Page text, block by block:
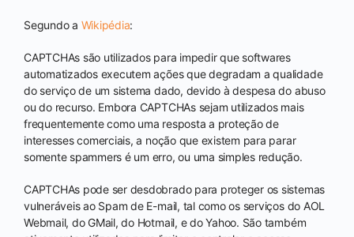
Segundo a Wikipédia:
CAPTCHAs são utilizados para impedir que softwares
automatizados executem ações que degradam a qualidade
do serviço de um sistema dado, devido à despesa do abuso
ou do recurso. Embora CAPTCHAs sejam utilizados mais
frequentemente como uma resposta a proteção de
interesses comerciais, a noção que existem para parar
somente spammers é um erro, ou uma simples redução.
CAPTCHAs pode ser desdobrado para proteger os sistemas
vulneráveis ao Spam de E-mail, tal como os serviços do AOL
Webmail, do GMail, do Hotmail, e do Yahoo. São também